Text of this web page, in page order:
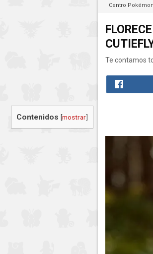
Centro Pokémon
Te contamos
Contenidos [mostrar]